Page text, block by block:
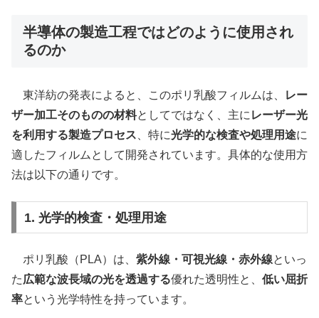
半導体の製造工程ではどのように使用され
るのか
東洋紡の発表によると、このポリ乳酸フィルムは、
レー
ザー加工そのものの材料としてではなく、主に レーザー光
を利用する製造プロセス 、特に光学的な検査や処理用途に
適したフィルムとして開発されています。具体的な使用方
法は以下の通りです。
1. 光学的検査・処理用途
ポリ乳酸（PLA）は、 紫外線・可視光線・赤外線といっ
た広範な波長域の光を透過する優れた透明性と、 低い屈折
率という光学特性を持っています。